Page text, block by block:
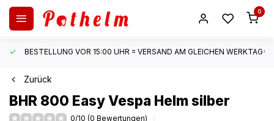
0
BESTELLUNG VOR 15:00 UHR = VERSAND AM GLEICHEN WERKTAG*
Zurück
BHR 800 Easy Vespa Helm silber
0/10 (0 Bewertungen)